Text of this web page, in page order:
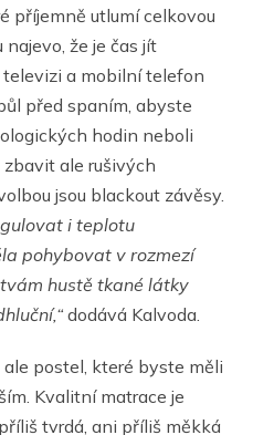
příjemně utlumí celkovou
že je čas jít
a mobilní telefon
před spaním, abyste
hodin neboli
ale rušivých
jsou blackout závěsy.
i teplotu
pohybovat v rozmezí
hustě tkané látky
dodává Kalvoda.
postel, které byste měli
Kvalitní matrace je
tvrdá, ani příliš měkká